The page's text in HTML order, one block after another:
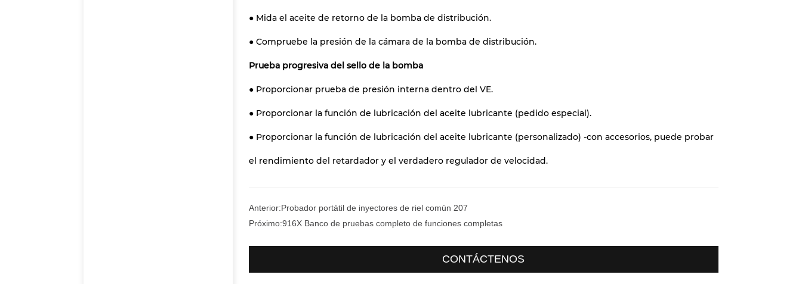
● Mida el aceite de retorno de la bomba de distribución.
● Compruebe la presión de la cámara de la bomba de distribución.
Prueba progresiva del sello de la bomba
● Proporcionar prueba de presión interna dentro del VE.
● Proporcionar la función de lubricación del aceite lubricante (pedido especial).
● Proporcionar la función de lubricación del aceite lubricante (personalizado) -con accesorios, puede probar
el rendimiento del retardador y el verdadero regulador de velocidad.
Anterior:Probador portátil de inyectores de riel común 207
Próximo:916X Banco de pruebas completo de funciones completas
CONTÁCTENOS